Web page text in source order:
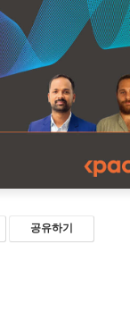
공유하기